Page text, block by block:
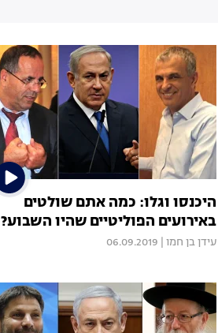
היכנסו וגלו: כמה אתם שולטים
באירועים הפוליטיים שהיו השבוע?
עידן בן חמו 06.09.2019